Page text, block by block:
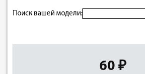
Поиск вашей модели:
60 ₽